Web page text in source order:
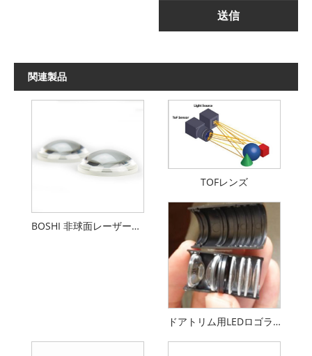
送信
関連製品
BOSHI 非球面レーザーコリメートレンズ
TOFレンズ
ドアトリム用LEDロゴライト